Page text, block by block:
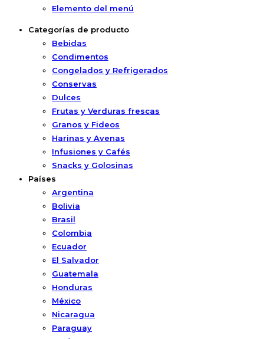
Elemento del menú
Categorías de producto
Bebidas
Condimentos
Congelados y Refrigerados
Conservas
Dulces
Frutas y Verduras frescas
Granos y Fideos
Harinas y Avenas
Infusiones y Cafés
Snacks y Golosinas
Países
Argentina
Bolivia
Brasil
Colombia
Ecuador
El Salvador
Guatemala
Honduras
México
Nicaragua
Paraguay